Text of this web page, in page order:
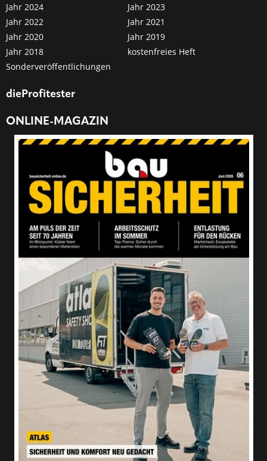
Jahr 2024
Jahr 2023
Jahr 2022
Jahr 2021
Jahr 2020
Jahr 2019
Jahr 2018
kostenfreies Heft
Sonderveröffentlichungen
dieProfitester
ONLINE-MAGAZIN